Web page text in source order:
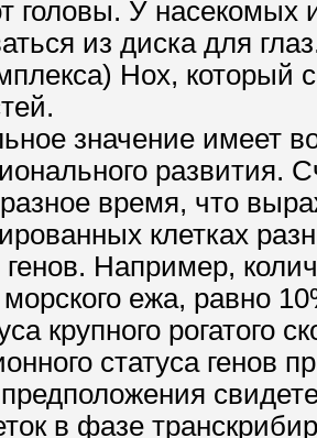
головы. У насекомых
из диска для
Нох, который
значение имеет
развития.
время, что
клетках
генов. Например,
ежа, равно
крупного рогатого
статуса генов
предположения
в фазе